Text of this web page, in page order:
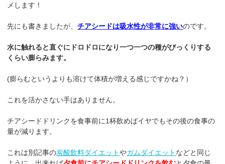
メします！
先にも書きましたが、チアシードは吸水性が非常に強いのです。
水に触れると直ぐにドロドロになり一つ一つの種がびっくりする
くらい膨らみます。
(膨らむというよりも溶けて体積が増える感じですかね？）
これを活かさない手はありません。
チアシードドリンクを食事前に1杯飲めばイヤでもその後の食事の
量が減ります。
これは別記事の炭酸飲料ダイエットやガムダイエット などと同じ